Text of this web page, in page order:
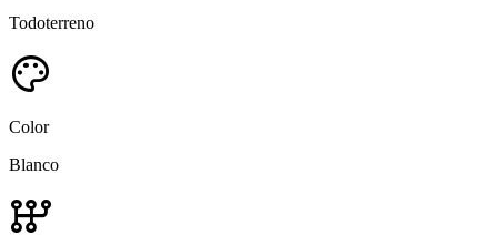
Todoterreno
palette
Color
Blanco
auto_transmission